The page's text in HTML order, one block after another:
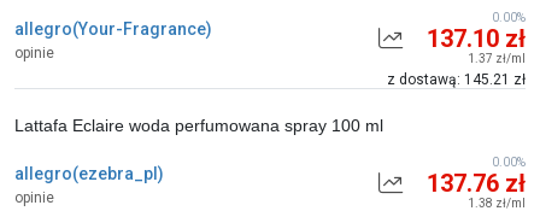
allegro(Your-Fragrance)
opinie 137.10 zł
1.37 zł/ml
z dostawą: 145.21 zł
0.00%
allegro(ezebra_pl)
opinie
Lattafa Eclaire woda perfumowana spray 100 ml
137.76 zł
1.38 zł/ml
0.00%